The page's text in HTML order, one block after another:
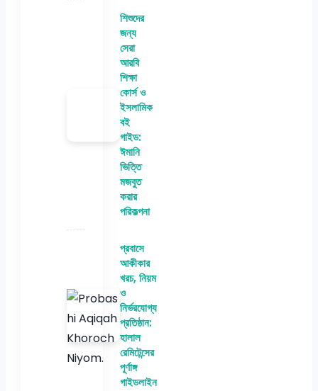
শিশুদের
জন্য
সেরা
আরবি
শিক্ষা
কোর্স ও
ইসলামিক
বই
গাইড:
ঈমানি
ভিত্তি
মজবুত
করার
পরিকল্পনা
প্রবাসে
আকীকার
খরচ, নিয়ম
ও
নির্ভরযোগ্য
প্রতিষ্ঠান:
হালাল
রেমিটেন্সের
পূর্ণাঙ্গ
গাইডলাইন